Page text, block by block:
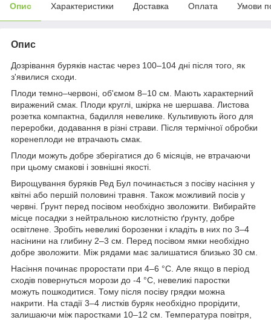
Опис Характеристики Доставка Оплата Умови
Опис
Дозрівання буряків настає через 100–104 дні після того, як
з'явилися сходи.
Плоди темно–червоні, об'ємом 8–10 см. Мають характерний
виражений смак. Плоди круглі, шкірка не шершава. Листова
розетка компактна, бадилля невелике. Культивують його для
переробки, додавання в різні страви. Після термічної обробки
коренеплоди не втрачають смак.
Плоди можуть добре зберігатися до 6 місяців, не втрачаючи
при цьому смакові і зовнішні якості.
Вирощування буряків Ред Бул починається з посіву насіння у
квітні або першій половині травня. Також можливий посів у
червні. Ґрунт перед посівом необхідно зволожити. Вибирайте
місце посадки з нейтральною кислотністю ґрунту, добре
освітлене. Зробіть невеликі борозенки і кладіть в них по 3–4
насінини на глибину 2–3 см. Перед посівом ямки необхідно
добре зволожити. Між рядами має залишатися близько 30 см.
Насіння починає проростати при 4–6 °С. Але якщо в період
сходів повернуться морози до -4 °С, невеликі паростки
можуть пошкодитися. Тому після посіву грядки можна
накрити. На стадії 3–4 листків буряк необхідно прорідити,
залишаючи між паростками 10–12 см. Температура повітря,